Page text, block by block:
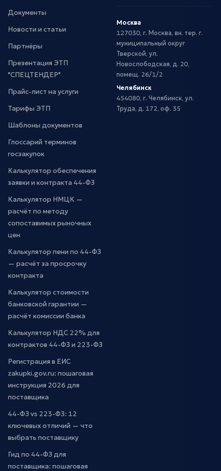
Документы
Новости и статьи
Партнёры
Презентация ЭТП
"СПЕЦТЕНДЕР"
Прайс-лист на услуги
Тарифы ЭТП
Шаблоны документов
Глоссарий терминов
госзакупок
Калькулятор обеспечения
заявки и контракта 44-ФЗ
Калькулятор НМЦК —
расчёт по методу
сопоставимых рыночных
цен
Калькулятор пени по 44-ФЗ
— расчёт за просрочку
контракта
Калькулятор стоимости
банковской гарантии —
расчёт комиссии банка
Калькулятор НДС 22% для
контрактов 44-ФЗ и 223-ФЗ
Регистрация в ЕИС
zakupki.gov.ru: пошаговая
инструкция 2026 для
поставщика
44-ФЗ vs 223-ФЗ: 12
ключевых отличий — что
выбрать поставщику
Гид по 44-ФЗ для
поставщика: пошаговая
Москва
127030, г. Москва, вн. тер. г.
муниципальный округ
Тверской, ул.
Новослободская, д. 20,
помещ. 26/1/2
Челябинск
454080, г. Челябинск, ул.
Труда, д. 172, оф. 35